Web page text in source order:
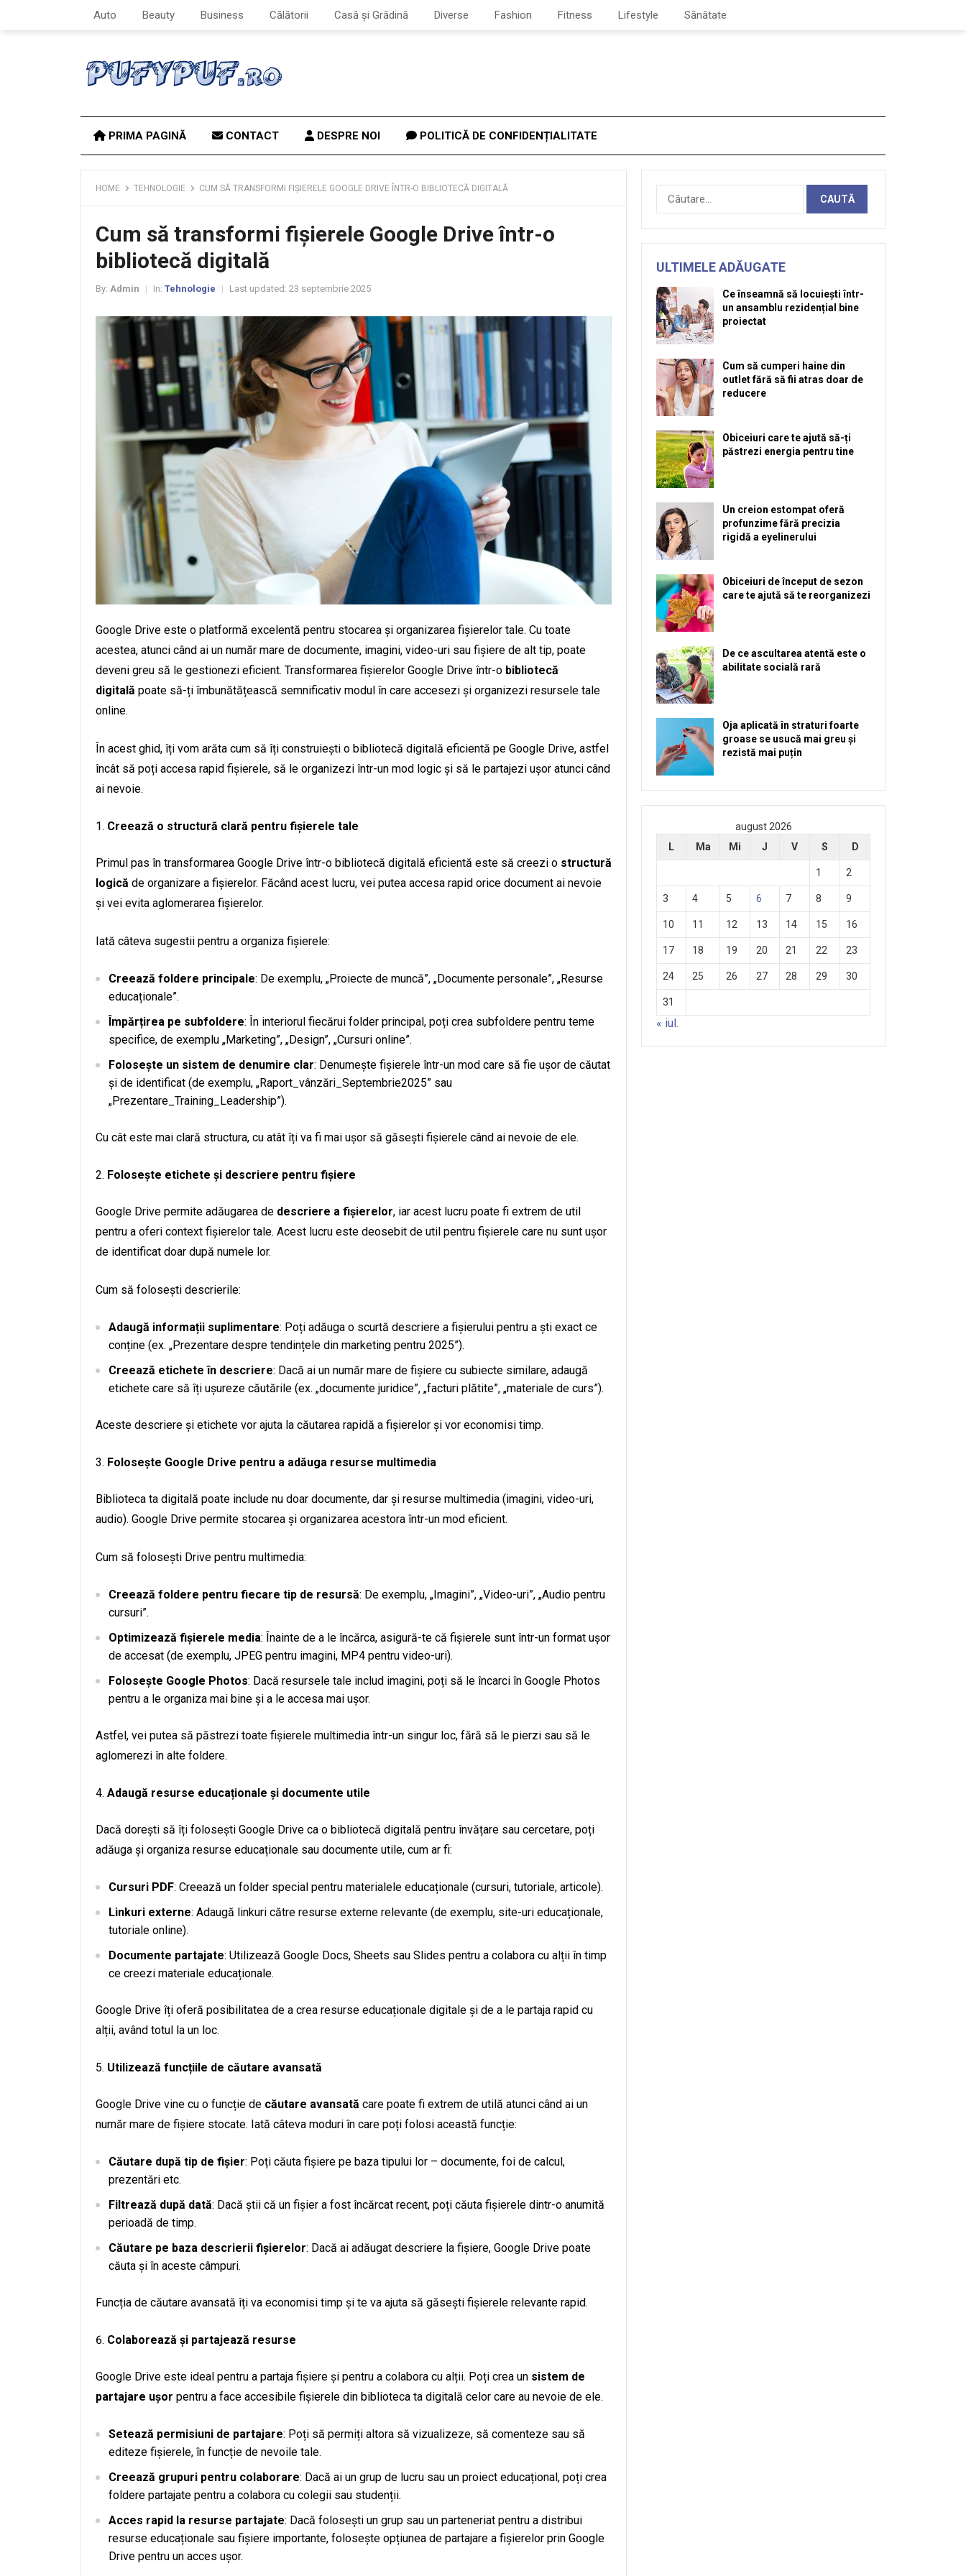
Auto Beauty Business Călătorii Casă și Grădină Diverse Fashion Fitness Lifestyle Sănătate
PRIMA PAGINĂ CONTACT DESPRE NOI POLITICĂ DE CONFIDENȚIALITATE
HOME TEHNOLOGIE CUM SĂ TRANSFORMI FIȘIERELE GOOGLE DRIVE ÎNTR-O BIBLIOTECĂ DIGITALĂ
Cum să transformi fișierele Google Drive într-o
bibliotecă digitală
By: Admin In: Tehnologie Last updated: 23 septembrie 2025
Google Drive este o platformă excelentă pentru stocarea și organizarea fișierelor tale. Cu toate
acestea, atunci când ai un număr mare de documente, imagini, video-uri sau fișiere de alt tip, poate
deveni greu să le gestionezi eficient. Transformarea fișierelor Google Drive într-o bibliotecă
digitală poate să-ți îmbunătățească semnificativ modul în care accesezi și organizezi resursele tale
online.
În acest ghid, îți vom arăta cum să îți construiești o bibliotecă digitală eficientă pe Google Drive, astfel
încât să poți accesa rapid fișierele, să le organizezi într-un mod logic și să le partajezi ușor atunci când
ai nevoie.
Creează o structură clară pentru fișierele tale
Primul pas în transformarea Google Drive într-o bibliotecă digitală eficientă este să creezi o structură
logică de organizare a fișierelor. Făcând acest lucru, vei putea accesa rapid orice document ai nevoie
și vei evita aglomerarea fișierelor.
Iată câteva sugestii pentru a organiza fișierele:
Creează foldere principale: De exemplu, „Proiecte de muncă”, „Documente personale”, „Resurse
educaționale”.
Împărțirea pe subfoldere: În interiorul fiecărui folder principal, poți crea subfoldere pentru teme
specifice, de exemplu „Marketing”, „Design”, „Cursuri online”.
Folosește un sistem de denumire clar: Denumește fișierele într-un mod care să fie ușor de căutat
și de identificat (de exemplu, „Raport_vânzări_Septembrie2025” sau
„Prezentare_Training_Leadership”).
Cu cât este mai clară structura, cu atât îți va fi mai ușor să găsești fișierele când ai nevoie de ele.
Folosește etichete și descriere pentru fișiere
Google Drive permite adăugarea de descriere a fișierelor, iar acest lucru poate fi extrem de util
pentru a oferi context fișierelor tale. Acest lucru este deosebit de util pentru fișierele care nu sunt ușor
de identificat doar după numele lor.
Cum să folosești descrierile:
Adaugă informații suplimentare: Poți adăuga o scurtă descriere a fișierului pentru a ști exact ce
conține (ex. „Prezentare despre tendințele din marketing pentru 2025”).
Creează etichete în descriere: Dacă ai un număr mare de fișiere cu subiecte similare, adaugă
etichete care să îți ușureze căutările (ex. „documente juridice”, „facturi plătite”, „materiale de curs”).
Aceste descriere și etichete vor ajuta la căutarea rapidă a fișierelor și vor economisi timp.
Folosește Google Drive pentru a adăuga resurse multimedia
Biblioteca ta digitală poate include nu doar documente, dar și resurse multimedia (imagini, video-uri,
audio). Google Drive permite stocarea și organizarea acestora într-un mod eficient.
Cum să folosești Drive pentru multimedia:
Creează foldere pentru fiecare tip de resursă: De exemplu, „Imagini”, „Video-uri”, „Audio pentru
cursuri”.
Optimizează fișierele media: Înainte de a le încărca, asigură-te că fișierele sunt într-un format ușor
de accesat (de exemplu, JPEG pentru imagini, MP4 pentru video-uri).
Folosește Google Photos: Dacă resursele tale includ imagini, poți să le încarci în Google Photos
pentru a le organiza mai bine și a le accesa mai ușor.
Astfel, vei putea să păstrezi toate fișierele multimedia într-un singur loc, fără să le pierzi sau să le
aglomerezi în alte foldere.
Adaugă resurse educaționale și documente utile
Dacă dorești să îți folosești Google Drive ca o bibliotecă digitală pentru învățare sau cercetare, poți
adăuga și organiza resurse educaționale sau documente utile, cum ar fi:
Cursuri PDF: Creează un folder special pentru materialele educaționale (cursuri, tutoriale, articole).
Linkuri externe: Adaugă linkuri către resurse externe relevante (de exemplu, site-uri educaționale,
tutoriale online).
Documente partajate: Utilizează Google Docs, Sheets sau Slides pentru a colabora cu alții în timp
ce creezi materiale educaționale.
Google Drive îți oferă posibilitatea de a crea resurse educaționale digitale și de a le partaja rapid cu
alții, având totul la un loc.
Utilizează funcțiile de căutare avansată
Google Drive vine cu o funcție de căutare avansată care poate fi extrem de utilă atunci când ai un
număr mare de fișiere stocate. Iată câteva moduri în care poți folosi această funcție:
Căutare după tip de fișier: Poți căuta fișiere pe baza tipului lor – documente, foi de calcul,
prezentări etc.
Filtrează după dată: Dacă știi că un fișier a fost încărcat recent, poți căuta fișierele dintr-o anumită
perioadă de timp.
Căutare pe baza descrierii fișierelor: Dacă ai adăugat descriere la fișiere, Google Drive poate
căuta și în aceste câmpuri.
Funcția de căutare avansată îți va economisi timp și te va ajuta să găsești fișierele relevante rapid.
Colaborează și partajează resurse
Google Drive este ideal pentru a partaja fișiere și pentru a colabora cu alții. Poți crea un sistem de
partajare ușor pentru a face accesibile fișierele din biblioteca ta digitală celor care au nevoie de ele.
Setează permisiuni de partajare: Poți să permiți altora să vizualizeze, să comenteze sau să
editeze fișierele, în funcție de nevoile tale.
Creează grupuri pentru colaborare: Dacă ai un grup de lucru sau un proiect educațional, poți crea
foldere partajate pentru a colabora cu colegii sau studenții.
Acces rapid la resurse partajate: Dacă folosești un grup sau un parteneriat pentru a distribui
resurse educaționale sau fișiere importante, folosește opțiunea de partajare a fișierelor prin Google
Drive pentru un acces ușor.
Caută
după:
ULTIMELE ADĂUGATE
Ce înseamnă să locuiești într-
un ansamblu rezidențial bine
proiectat
Cum să cumperi haine din
outlet fără să fii atras doar de
reducere
Obiceiuri care te ajută să-ți
păstrezi energia pentru tine
Un creion estompat oferă
profunzime fără precizia
rigidă a eyelinerului
Obiceiuri de început de sezon
care te ajută să te reorganizezi
De ce ascultarea atentă este o
abilitate socială rară
Oja aplicată în straturi foarte
groase se usucă mai greu și
rezistă mai puțin
august 2026
L
Ma Mi J V S D
1 2
3 4 5 6 7 8 9
10 11 12 13 14 15 16
17 18 19 20 21 22 23
24 25 26 27 28 29 30
31
« iul.